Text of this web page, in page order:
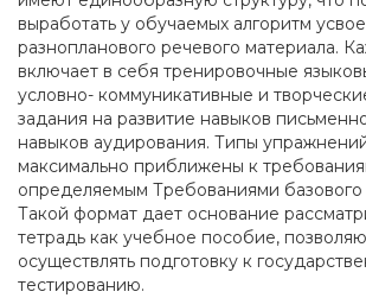
выработать у обучаемых алгоритм
разнопланового речевого материала.
включает в себя тренировочные
условно- коммуникативные и
задания на развитие навыков
навыков аудирования. Типы
максимально приближены к
определяемым Требованиями
Такой формат дает основание
тетрадь как учебное пособие,
осуществлять подготовку к
тестированию.